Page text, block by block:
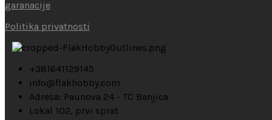
garanacije
Politika privatnosti
+381641129145
info@flakhobby.com
Adresa: Paunova 24 - TC Banjica
Lokal 102, prvi sprat